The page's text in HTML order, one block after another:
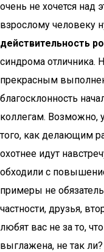
очень не хочется над
взрослому человеку
действительность
синдрома отличника.
прекрасным
благосклонность
коллегам. Возможно,
того, как делающим
охотнее идут
обходили с
примеры не
частности, друзья,
любят вас не за то,
выглажена, не так